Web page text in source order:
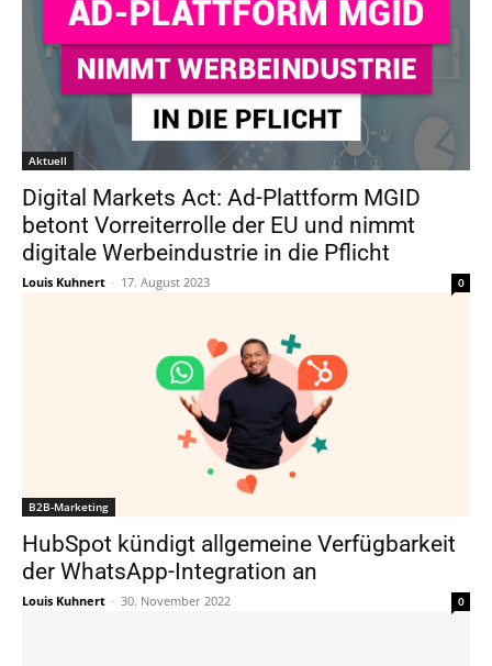
Aktuell
Digital Markets Act: Ad-Plattform MGID
betont Vorreiterrolle der EU und nimmt
digitale Werbeindustrie in die Pflicht
Louis Kuhnert - 17. August 2023 0
B2B-Marketing
HubSpot kündigt allgemeine Verfügbarkeit
der WhatsApp-Integration an
Louis Kuhnert - 30. November 2022 0